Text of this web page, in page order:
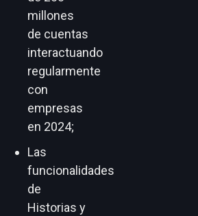
millones
de cuentas
interactuando
regularmente
con
empresas
en 2024;
Las
funcionalidades
de
Historias y